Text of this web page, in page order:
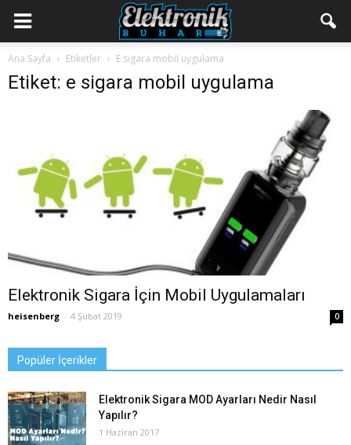
Ana Sayfa Etiketler E sigara mobil uygulama
Etiket: e sigara mobil uygulama
Elektronik Sigara İçin Mobil Uygulamaları
heisenberg - 4 Şubat 2019 0
Popüler İçerikler
Elektronik Sigara MOD Ayarları Nedir Nasıl
Yapılır?
1 Haziran 2017